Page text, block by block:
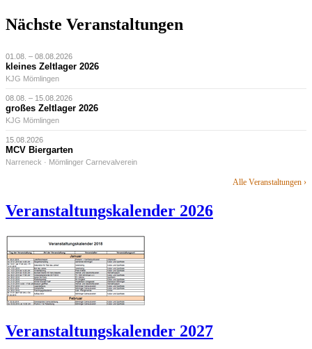
Nächste Veranstaltungen
01.08. – 08.08.2026
kleines Zeltlager 2026
KJG Mömlingen
08.08. – 15.08.2026
großes Zeltlager 2026
KJG Mömlingen
15.08.2026
MCV Biergarten
Narreneck · Mömlinger Carnevalverein
Alle Veranstaltungen ›
Veranstaltungskalender 2026
Veranstaltungskalender 2027